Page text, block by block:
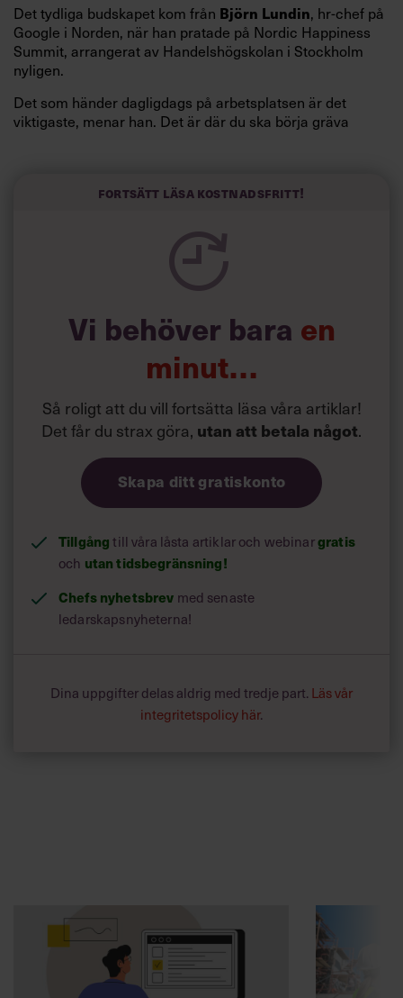
Det tydliga budskapet kom från Björn Lundin, hr-chef på
Google i Norden, när han pratade på Nordic Happiness
Summit, arrangerat av Handelshögskolan i Stockholm
nyligen.
Det som händer dagligdags på arbetsplatsen är det
viktigaste, menar han. Det är där du ska börja gräva
och höjt arbetsglädjen på Google:
Fortsätt läsa kostnadsfritt!
Vi behöver bara en
minut…
Så roligt att du vill fortsätta läsa våra artiklar!
Det får du strax göra, utan att betala något.
Skapa ditt gratiskonto
Tillgångtill våra låsta artiklar och webinargratis
och utan tidsbegränsning!
Chefs nyhetsbrev med senaste
ledarskapsnyheterna!
Dina uppgifter delas aldrig med tredje part. Läs vår
integritetspolicy här.